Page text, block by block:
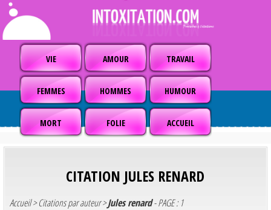
VIE AMOUR TRAVAIL
FEMMES HOMMES HUMOUR
MORT FOLIE ACCUEIL
CITATION JULES RENARD
Accueil>Citations par auteur>Jules renard- PAGE : 1